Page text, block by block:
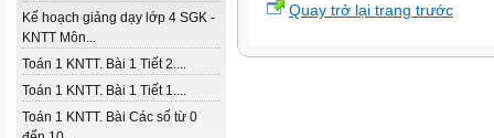
Kế hoạch giảng dạy lớp 4 SGK -
KNTT Môn...
Toán 1 KNTT. Bài 1 Tiết 2....
Toán 1 KNTT. Bài 1 Tiết 1....
Toán 1 KNTT. Bài Các số từ 0
Quay trở lại trang trước